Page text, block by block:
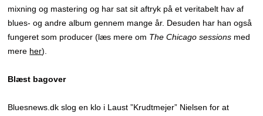
mixning og mastering og har sat sit aftryk på et veritabelt hav af
blues- og andre album gennem mange år. Desuden har han også
fungeret som producer (læs mere om The Chicago sessions med
mere her).
Blæst bagover
Bluesnews.dk slog en klo i Laust ”Krudtmejer” Nielsen for at